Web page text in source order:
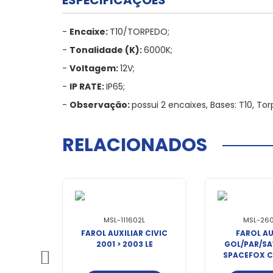
- Encaixe: T10/TORPEDO;
- Tonalidade (K):6000K;
- Voltagem:12V;
- IP RATE:IP65;
- Observação:possui 2 encaixes, Bases: T10,
RELACIONADOS
MSL-111602L
FAROL AUXILIAR CIVIC
2001 > 2003 LE
MSL-
FAROL
GOL/PAR/
SPACEFOX